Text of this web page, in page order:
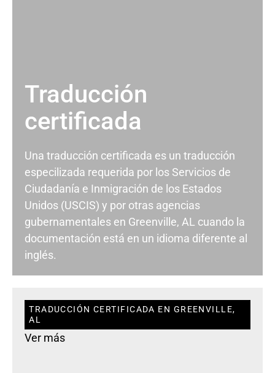
Traducción
certificada
Una traducción certificada es un traducción
especilizada requerida por los Servicios de
Ciudadanía e Inmigración de los Estados
Unidos (USCIS) y por otras agencias
gubernamentales en Greenville, AL cuando la
documentación está en un idioma diferente al
inglés.
TRADUCCIÓN CERTIFICADA EN GREENVILLE,
AL
Ver más